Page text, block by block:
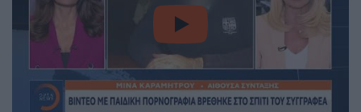
video